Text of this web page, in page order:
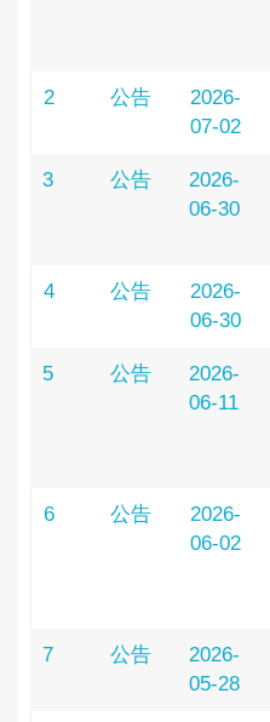
2 公告
2026-
07-02
3 公告
2026-
06-30
4 公告
2026-
06-30
5 公告
2026-
06-11
6 公告
2026-
06-02
7 公告
2026-
05-28